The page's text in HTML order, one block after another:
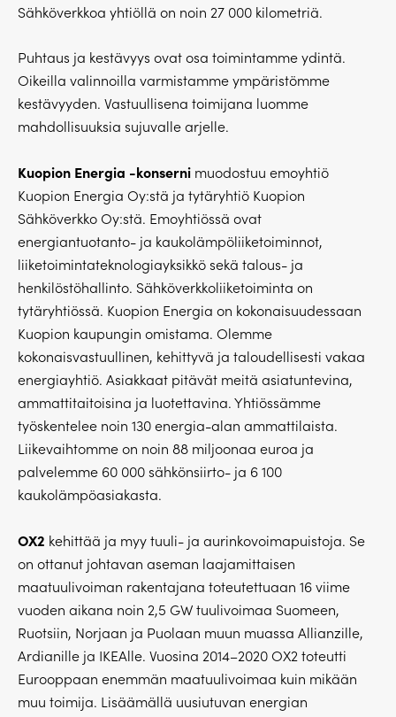
Sähköverkkoa yhtiöllä on noin 27 000 kilometriä.
Puhtaus ja kestävyys ovat osa toimintamme ydintä.
Oikeilla valinnoilla varmistamme ympäristömme
kestävyyden. Vastuullisena toimijana luomme
mahdollisuuksia sujuvalle arjelle.
Kuopion Energia -konserni muodostuu emoyhtiö
Kuopion Energia Oy:stä ja tytäryhtiö Kuopion
Sähköverkko Oy:stä. Emoyhtiössä ovat
energiantuotanto- ja kaukolämpöliiketoiminnot,
liiketoimintateknologiayksikkö sekä talous- ja
henkilöstöhallinto. Sähköverkkoliiketoiminta on
tytäryhtiössä. Kuopion Energia on kokonaisuudessaan
Kuopion kaupungin omistama. Olemme
kokonaisvastuullinen, kehittyvä ja taloudellisesti vakaa
energiayhtiö. Asiakkaat pitävät meitä asiatuntevina,
ammattitaitoisina ja luotettavina. Yhtiössämme
työskentelee noin 130 energia-alan ammattilaista.
Liikevaihtomme on noin 88 miljoonaa euroa ja
palvelemme 60 000 sähkönsiirto- ja 6 100
kaukolämpöasiakasta.
OX2 kehittää ja myy tuuli- ja aurinkovoimapuistoja. Se
on ottanut johtavan aseman laajamittaisen
maatuulivoiman rakentajana toteutettuaan 16 viime
vuoden aikana noin 2,5 GW tuulivoimaa Suomeen,
Ruotsiin, Norjaan ja Puolaan muun muassa Allianzille,
Ardianille ja IKEAlle. Vuosina 2014–2020 OX2 toteutti
Eurooppaan enemmän maatuulivoimaa kuin mikään
muu toimija. Lisäämällä uusiutuvan energian